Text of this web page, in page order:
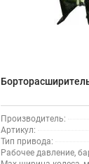
Производитель:
Артикул:
Тип привода:
Рабочее давление,